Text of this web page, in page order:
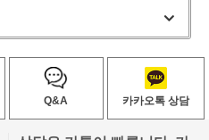
Q&A 카카오톡 상담